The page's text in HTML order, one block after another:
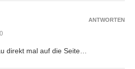
direkt mal auf die Seite…
ANTWORTEN